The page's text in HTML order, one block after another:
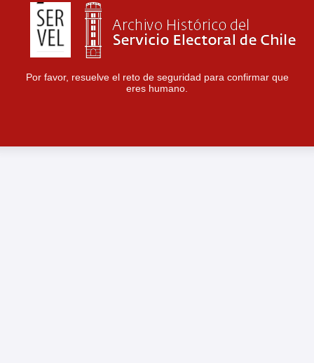
Por favor, resuelve el reto de seguridad para confirmar que
eres humano.